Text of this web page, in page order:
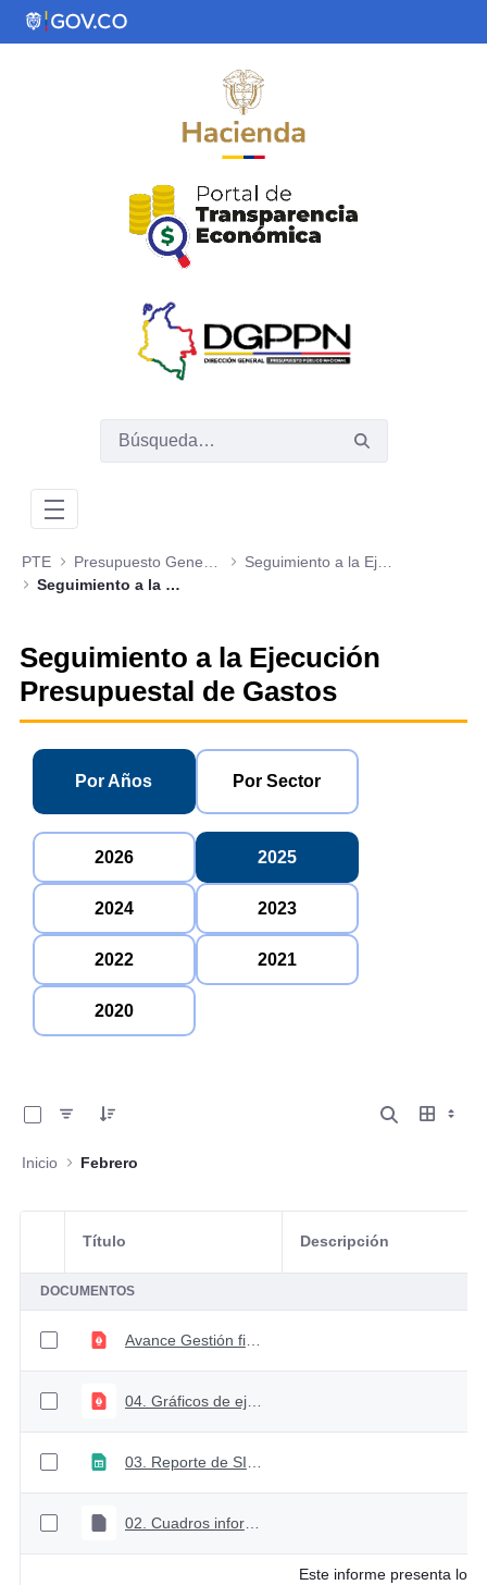
Saltar al contenido principal
PTE
Seguimiento a la Ejecución Presupuestal de Gastos
Seguimiento a la Ejecución Presupuestal de Ingresos 2025
Seguimiento a la Ejecución
Presupuestal de Gastos
Por Años Por Sector
2026 2025
2024 2023
2022 2021
2020
Inicio Febrero
Selección del elemento
Título Descripción
DOCUMENTOS
Avance Gestión financiera Presupuestal febrero 2025
04. Gráficos de ejecución febrero 2025
02. Cuadros informe de ejecución Febrero
Este informe presenta los